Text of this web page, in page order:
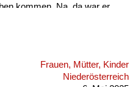
kommen. Na, da war er
Frauen, Mütter, Kinder
Niederösterreich